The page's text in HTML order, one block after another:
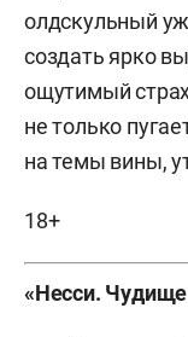
олдскульный
создать ярко
ощутимый
не только
на темы вины,
18+
«Несси.